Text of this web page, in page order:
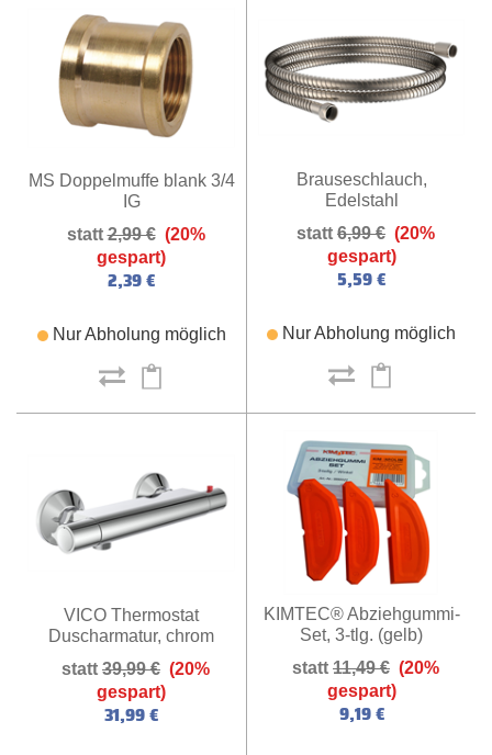
MS Doppelmuffe blank 3/4
IG
2,99 € (20%
gespart)
2,39 €
Nur Abholung möglich
Brauseschlauch,
Edelstahl
6,99 € (20%
gespart)
5,59 €
Nur Abholung möglich
VICO Thermostat
Duscharmatur, chrom
39,99 € (20%
gespart)
31,99 €
KIMTEC® Abziehgummi-
Set, 3-tlg. (gelb)
11,49 € (20%
gespart)
9,19 €